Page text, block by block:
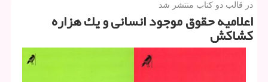
در قالب دو كتاب منتشر شد
اعلامیه حقوق موجود انسانی و یك هزاره
كشاكش